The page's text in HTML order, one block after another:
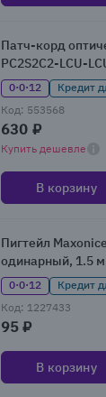
Патч-корд
PC2S2C2-LCU-
0·0·12
Кредит
Код: 553568
630 ₽
Купить дешевле
В корзину
Пигтейл
одинарный, 1.5 м
0·0·12
Кредит
Код: 1227433
95 ₽
В корзину